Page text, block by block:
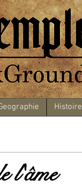
Histoire
l'âme